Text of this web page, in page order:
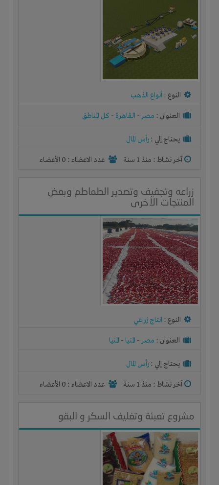
النوع : أنواع الذهب
العنوان : مصر- القاهرة - كل المناطق
يحتاج إلي : رأس المال
آخر نشاط : منذ 1 سنة عدد الاعضاء : 0 الأعضاء
زراعه وتجفيف وتصدير الطماطم وبعض
المنتجات الأخرى
النوع : انتاج زراعي
العنوان : مصر- المنيا - المنيا
يحتاج إلي : رأس المال
آخر نشاط : منذ 1 سنة عدد الاعضاء : 0 الأعضاء
مشروع تعبئة وتغليف السكر و البقو